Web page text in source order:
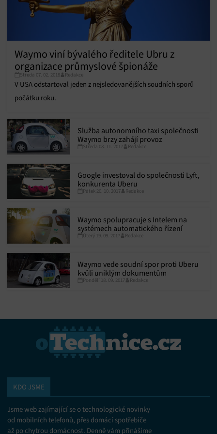
Waymo viní bývalého ředitele Ubru z
organizace průmyslové špionáže
Středa 07. 02. 2018 Redakce
V USA odstartoval jeden z nejsledovanějších soudních sporů
počátku roku.
Služba autonomního taxi společnosti
Waymo brzy zahájí provoz
Středa 08. 11. 2017 Redakce
Google investoval do společnosti Lyft,
konkurenta Uberu
Pátek 20. 10. 2017 Redakce
Waymo spolupracuje s Intelem na
systémech automatického řízení
Úterý 19. 09. 2017 Redakce
Waymo vede soudní spor proti Uberu
kvůli uniklým dokumentům
Pondělí 18. 09. 2017 Redakce
KDO JSME
Jsme web zajímající se o technologické novinky
od mobilních telefonů, přes domácí spotřebiče
až po chytrou domácnost. Denně vám přinášíme